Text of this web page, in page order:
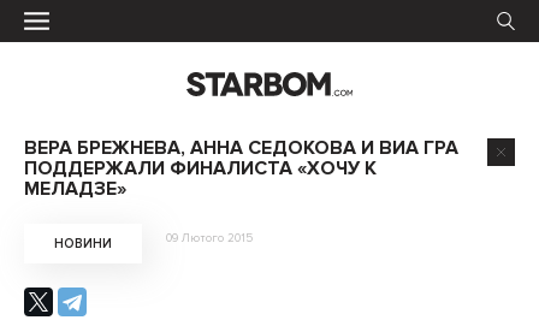
ВЕРА БРЕЖНЕВА, АННА СЕДОКОВА И ВИА ГРА
ПОДДЕРЖАЛИ ФИНАЛИСТА «ХОЧУ К
МЕЛАДЗЕ»
НОВИНИ 09 Лютого 2015